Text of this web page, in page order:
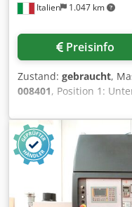
Italien 1.047 km
Preisinfo
Zustand: gebraucht,
008401, Position 1:
UNISAND K-I Position
UNISAND K-I Chsdpfx